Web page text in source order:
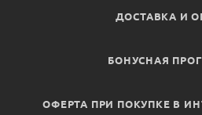
ДОСТАВКА И
БОНУСНАЯ
ОФЕРТА ПРИ ПОКУПКЕ В